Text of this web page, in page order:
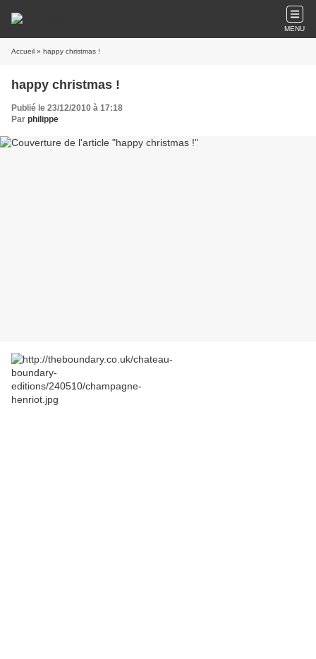
MENU
Accueil » happy christmas !
happy christmas !
Publié le 23/12/2010 à 17:18
Par philippe